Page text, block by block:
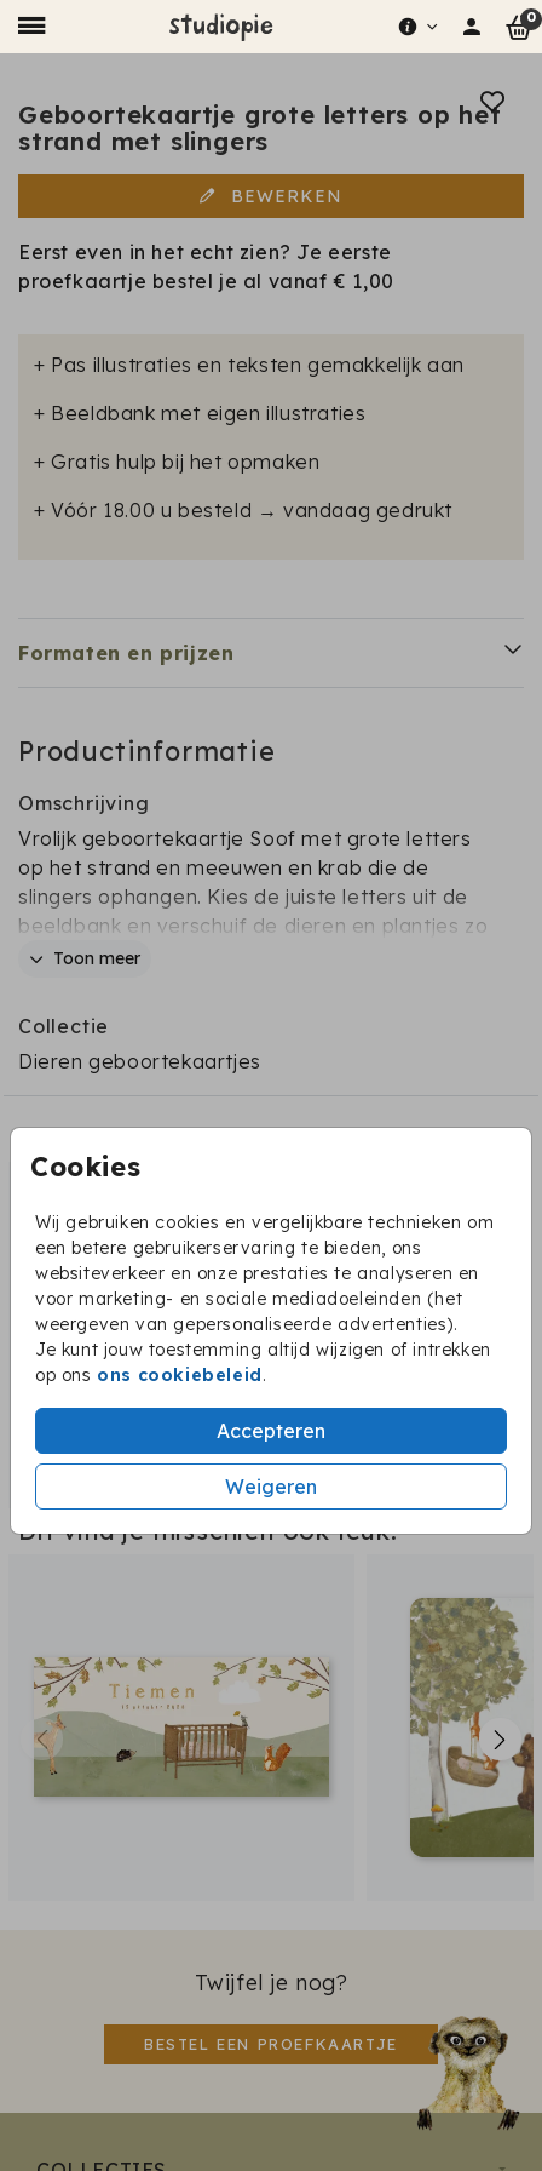
0
Cookies
Wij gebruiken cookies en vergelijkbare technieken om
een betere gebruikerservaring te bieden, ons
websiteverkeer en onze prestaties te analyseren en
voor marketing- en sociale mediadoeleinden (het
weergeven van gepersonaliseerde advertenties).
Je kunt jouw toestemming altijd wijzigen of intrekken
op ons ons cookiebeleid.
Accepteren
Weigeren
Geboortekaartje grote letters op het
strand met slingers
BEWERKEN
Eerst even in het echt zien? Je eerste
proefkaartje bestel je al vanaf€ 1,00
+ Pas illustraties en teksten gemakkelijk aan
+ Beeldbank met eigen illustraties
+ Gratis hulp bij het opmaken
+ Vóór 18.00 u besteld → vandaag gedrukt
Formaten en prijzen
Productinformatie
Omschrijving
Vrolijk geboortekaartje Soof met grote letters
op het strand en meeuwen en krab die de
slingers ophangen. Kies de juiste letters uit de
beeldbank en verschuif de dieren en plantjes zo
dat je weer een mooi ontwerp krijgt. Kom je er
Toon meer
Collectie
Dieren geboortekaartjes
Bijpassend:
Dit vind je misschien ook leuk:
Twijfel je nog?
BESTEL EEN PROEFKAARTJE